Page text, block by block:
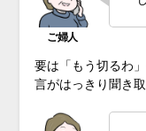
要は「もう切るわ
言がはっきり聞き取